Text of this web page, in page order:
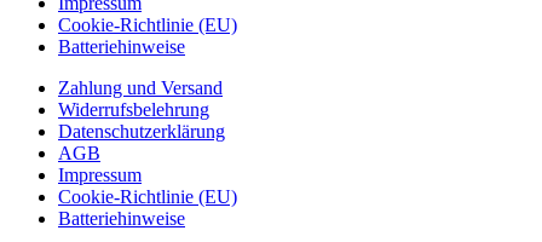
Cookie-Richtlinie (EU)
Batteriehinweise
Zahlung und Versand
Widerrufsbelehrung
Datenschutzerklärung
AGB
Impressum
Cookie-Richtlinie (EU)
Batteriehinweise